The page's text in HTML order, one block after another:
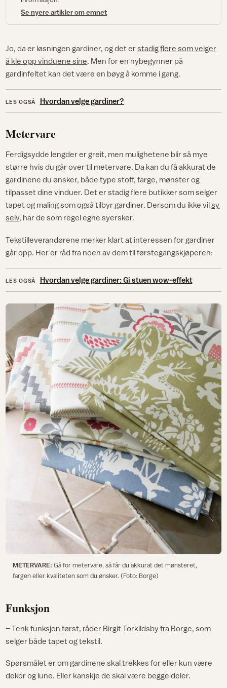
Se nyere artikler om emnet
Jo, da er løsningen gardiner, og det erstadig flere som velger
å kle opp vinduene sine. Men for en nybegynner på
gardinfeltet kan det være en bøyg å komme i gang.
LES OGSÅ Hvordan velge gardiner?
Metervare
Ferdigsydde lengder er greit, men mulighetene blir så mye
større hvis du går over til metervare. Da kan du få akkurat de
gardinene du ønsker, både type stoff, farge, mønster og
tilpasset dine vinduer. Det er stadig flere butikker som selger
tapet og maling som også tilbyr gardiner. Dersom du ikke vilsy
selv, har de som regel egne syersker.
Tekstilleverandørene merker klart at interessen for gardiner
går opp. Her er råd fra noen av dem til førstegangskjøperen:
LES OGSÅ Hvordan velge gardiner: Gi stuen wow-effekt
METERVARE: Gå for metervare, så får du akkurat det mønsteret,
fargen eller kvaliteten som du ønsker. (Foto: Borge)
Funksjon
– Tenk funksjon først, råder Birgit Torkildsby fra Borge, som
selger både tapet og tekstil.
Spørsmålet er om gardinene skal trekkes for eller kun være
dekor og lune. Eller kanskje de skal være begge deler.